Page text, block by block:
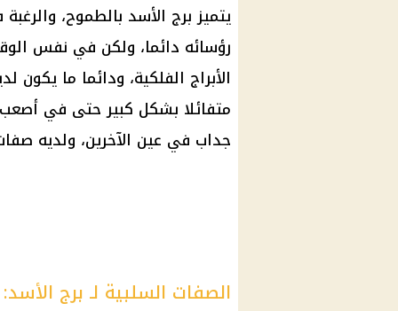
يتميز برج الأسد بالطموح،
رؤسائه دائما، ولكن في نفس
الأبراج الفلكية، ودائما ما يكون
متفائلا بشكل كبير حتى في
جداب في عين الآخرين، ولديه
الصفات السلبية لـ برج الأسد: